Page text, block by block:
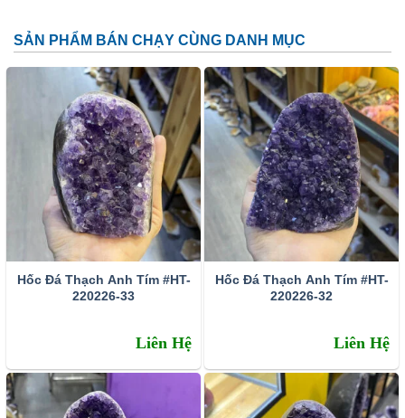
Đặc tính:
Tên khoa học: đá thạch anh tím (amethyst)
Thành phần cấu tạo hoá học: SiO2.
Màu sắc: Tất cả các dạng của màu tím như trắng phớt
tím, tím ánh hồng đến tím đậm, tím violet, màu xanh biển
và xám.
Chỉ số chiết quang: 1.544 – 1.553
Độ trong suốt: Trong suốt
SẢN PHẨM BÁN CHẠY CÙNG DANH MỤC
Hốc Đá Thạch Anh Tím #HT-
220226-33
Liên Hệ
Hốc Đá Thạch Anh Tím #HT-
220226-32
Liên Hệ